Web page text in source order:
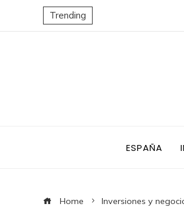
Trending
ESPAÑA
Home Inversiones y